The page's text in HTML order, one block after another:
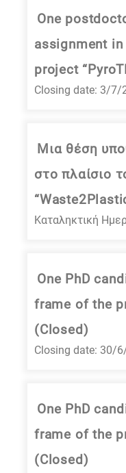
One
assignment
project
Closing date: 3/7/
Μια θέση
στο πλαίσιο
Καταληκτική
One PhD
frame of the
(Closed)
Closing date: 30/
One PhD
frame of the
(Closed)